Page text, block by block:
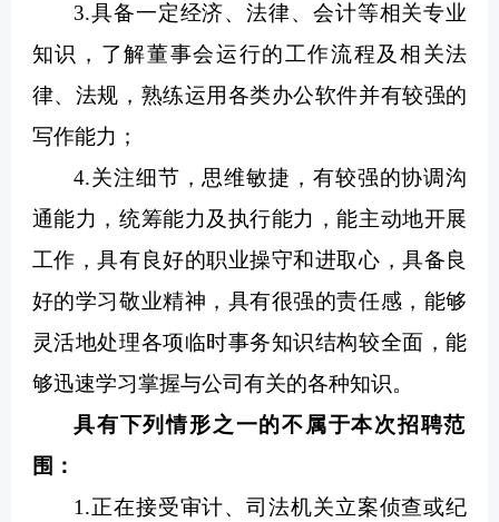
3.具备一定经济、法律、会计等相关专业
知识，了解董事会运行的工作流程及相关法
律、法规，熟练运用各类办公软件并有较强的
写作能力；
4.关注细节，思维敏捷，有较强的协调沟
通能力，统筹能力及执行能力，能主动地开展
工作，具有良好的职业操守和进取心，具备良
好的学习敬业精神，具有很强的责任感，能够
灵活地处理各项临时事务知识结构较全面，能
够迅速学习掌握与公司有关的各种知识。
具有下列情形之一的不属于本次招聘范
围：
1.正在接受审计、司法机关立案侦查或纪